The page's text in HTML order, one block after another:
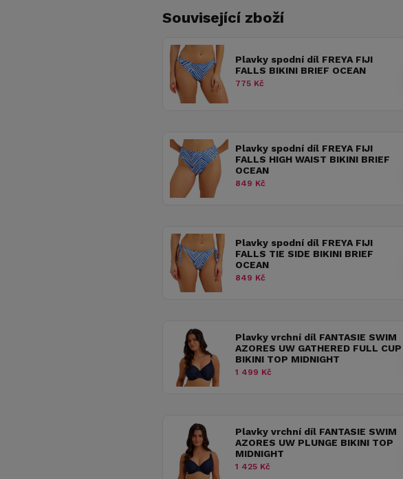
Související zboží
Plavky spodní díl FREYA FIJI
FALLS BIKINI BRIEF OCEAN
775 Kč
Plavky spodní díl FREYA FIJI
FALLS HIGH WAIST BIKINI BRIEF
OCEAN
849 Kč
Plavky spodní díl FREYA FIJI
FALLS TIE SIDE BIKINI BRIEF
OCEAN
849 Kč
Plavky vrchní díl FANTASIE SWIM
AZORES UW GATHERED FULL CUP
BIKINI TOP MIDNIGHT
1 499 Kč
Plavky vrchní díl FANTASIE SWIM
AZORES UW PLUNGE BIKINI TOP
MIDNIGHT
1 425 Kč